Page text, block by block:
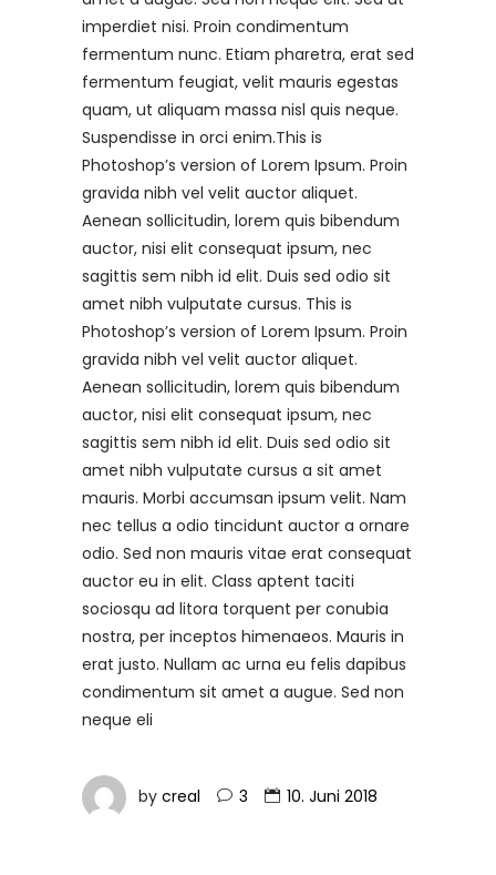
imperdiet nisi. Proin condimentum
fermentum nunc. Etiam pharetra, erat sed
fermentum feugiat, velit mauris egestas
quam, ut aliquam massa nisl quis neque.
Suspendisse in orci enim.This is
Photoshop’s version of Lorem Ipsum. Proin
gravida nibh vel velit auctor aliquet.
Aenean sollicitudin, lorem quis bibendum
auctor, nisi elit consequat ipsum, nec
sagittis sem nibh id elit. Duis sed odio sit
amet nibh vulputate cursus. This is
Photoshop’s version of Lorem Ipsum. Proin
gravida nibh vel velit auctor aliquet.
Aenean sollicitudin, lorem quis bibendum
auctor, nisi elit consequat ipsum, nec
sagittis sem nibh id elit. Duis sed odio sit
amet nibh vulputate cursus a sit amet
mauris. Morbi accumsan ipsum velit. Nam
nec tellus a odio tincidunt auctor a ornare
odio. Sed non mauris vitae erat consequat
auctor eu in elit. Class aptent taciti
sociosqu ad litora torquent per conubia
nostra, per inceptos himenaeos. Mauris in
erat justo. Nullam ac urna eu felis dapibus
condimentum sit amet a augue. Sed non
neque eli
by creal 3 10. Juni 2018